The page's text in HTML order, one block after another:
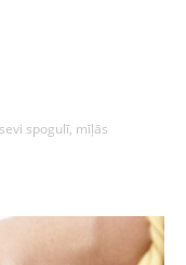
spogulī, mīļās